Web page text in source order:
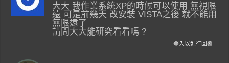
大大 我作業系統XP的時候可以使用 無視限
遠 可是前幾天 改安裝 VISTA之後 就不能用
無限遠了
請問大大能研究看看嗎 ?
登入以進行回覆